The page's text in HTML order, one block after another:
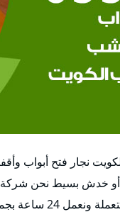
نجار فتح أبواب
خدش بسيط نحن شركة
أقفال تركيب